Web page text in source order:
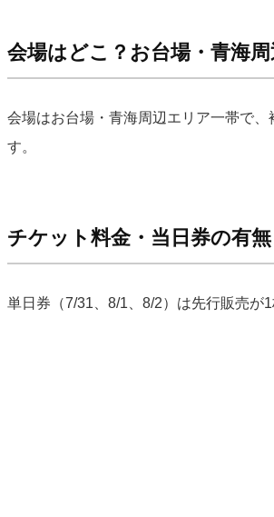
会場はどこ？お台場・青海
会場はお台場・青海周辺エリア一帯で
す。
チケット料金・当日券の有無
単日券（7/31、8/1、8/2）は先行販売が